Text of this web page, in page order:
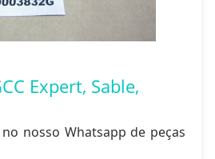
Expert, Sable,
nosso Whatsapp de peças